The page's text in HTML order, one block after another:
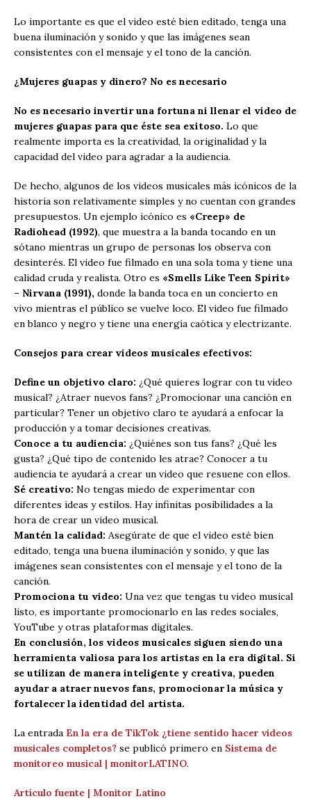
Lo importante es que el video esté bien editado, tenga una
buena iluminación y sonido y que las imágenes sean
consistentes con el mensaje y el tono de la canción.
¿Mujeres guapas y dinero? No es necesario
No es necesario invertir una fortuna ni llenar el video de
mujeres guapas para que éste sea exitoso. Lo que
realmente importa es la creatividad, la originalidad y la
capacidad del video para agradar a la audiencia.
De hecho, algunos de los videos musicales más icónicos de la
historia son relativamente simples y no cuentan con grandes
presupuestos. Un ejemplo icónico es «Creep» de
Radiohead (1992), que muestra a la banda tocando en un
sótano mientras un grupo de personas los observa con
desinterés. El video fue filmado en una sola toma y tiene una
calidad cruda y realista. Otro es «Smells Like Teen Spirit»
– Nirvana (1991), donde la banda toca en un concierto en
vivo mientras el público se vuelve loco. El video fue filmado
en blanco y negro y tiene una energía caótica y electrizante.
Consejos para crear videos musicales efectivos:
Define un objetivo claro: ¿Qué quieres lograr con tu video
musical? ¿Atraer nuevos fans? ¿Promocionar una canción en
particular? Tener un objetivo claro te ayudará a enfocar la
producción y a tomar decisiones creativas.
Conoce a tu audiencia: ¿Quiénes son tus fans? ¿Qué les
gusta? ¿Qué tipo de contenido les atrae? Conocer a tu
audiencia te ayudará a crear un video que resuene con ellos.
Sé creativo: No tengas miedo de experimentar con
diferentes ideas y estilos. Hay infinitas posibilidades a la
hora de crear un video musical.
Mantén la calidad: Asegúrate de que el video esté bien
editado, tenga una buena iluminación y sonido, y que las
imágenes sean consistentes con el mensaje y el tono de la
canción.
Promociona tu video: Una vez que tengas tu video musical
listo, es importante promocionarlo en las redes sociales,
YouTube y otras plataformas digitales.
En conclusión, los videos musicales siguen siendo una
herramienta valiosa para los artistas en la era digital. Si
se utilizan de manera inteligente y creativa, pueden
ayudar a atraer nuevos fans, promocionar la música y
fortalecer la identidad del artista.
La entrada En la era de TikTok ¿tiene sentido hacer videos
musicales completos? se publicó primero en Sistema de
monitoreo musical | monitorLATINO.
Artículo fuente | Monitor Latino